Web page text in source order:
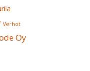
Verhot
Oy